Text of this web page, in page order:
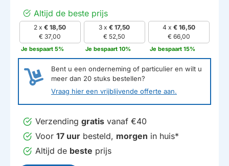
Altijd de beste prijs
2 x€ 18,50
€ 37,00
Je bespaart 5%
3 x€ 17,50
€ 52,50
Je bespaart 10%
4 x € 16,50
€ 66,00
Je bespaart 15%
Bent u een onderneming of particulier en wilt u
meer dan 20 stuks bestellen?
Vraag hier een vrijblijvende offerte aan.
Verzending gratis vanaf €40
Voor 17 uur besteld, morgen in huis*
Altijd de beste prijs